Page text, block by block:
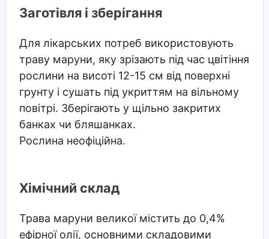
Заготівля і зберігання
Для лікарських потреб використовують
траву маруни, яку зрізають під час цвітіння
рослини на висоті 12-15 см від поверхні
грунту і сушать під укриттям на вільному
повітрі. Зберігають у щільно закритих
банках чи бляшанках.
Рослина неофіційна.
Хімічний склад
Трава маруни великої містить до 0,4%
ефірної олії, основними складовими